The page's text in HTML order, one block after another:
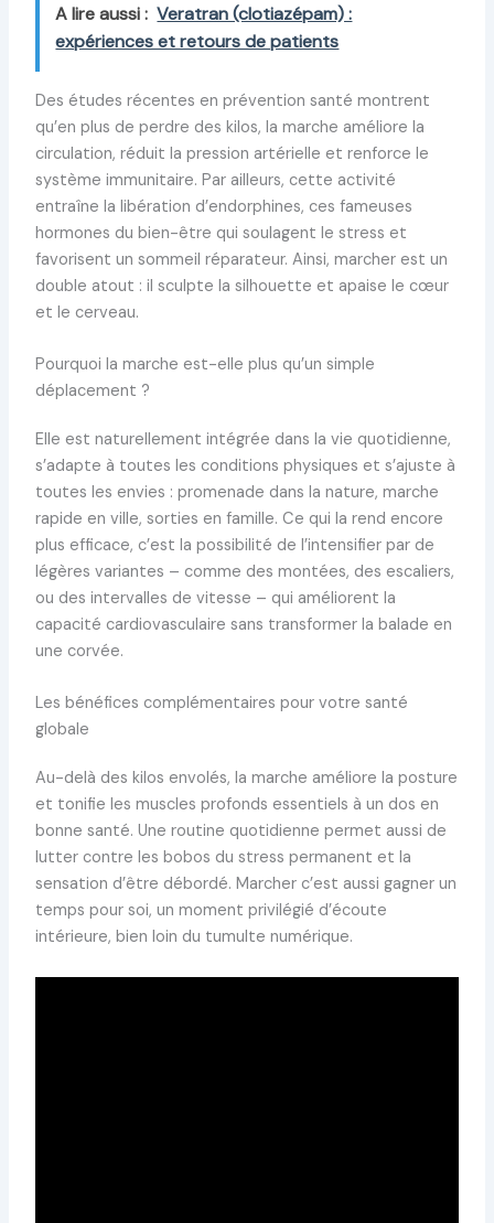
A lire aussi : Veratran (clotiazépam) :
expériences et retours de patients
Des études récentes en prévention santé montrent
qu’en plus de perdre des kilos, la marche améliore la
circulation, réduit la pression artérielle et renforce le
système immunitaire. Par ailleurs, cette activité
entraîne la libération d’endorphines, ces fameuses
hormones du bien-être qui soulagent le stress et
favorisent un sommeil réparateur. Ainsi, marcher est un
double atout : il sculpte la silhouette et apaise le cœur
et le cerveau.
Pourquoi la marche est-elle plus qu’un simple
déplacement ?
Elle est naturellement intégrée dans la vie quotidienne,
s’adapte à toutes les conditions physiques et s’ajuste à
toutes les envies : promenade dans la nature, marche
rapide en ville, sorties en famille. Ce qui la rend encore
plus efficace, c’est la possibilité de l’intensifier par de
légères variantes – comme des montées, des escaliers,
ou des intervalles de vitesse – qui améliorent la
capacité cardiovasculaire sans transformer la balade en
une corvée.
Les bénéfices complémentaires pour votre santé
globale
Au-delà des kilos envolés, la marche améliore la posture
et tonifie les muscles profonds essentiels à un dos en
bonne santé. Une routine quotidienne permet aussi de
lutter contre les bobos du stress permanent et la
sensation d’être débordé. Marcher c’est aussi gagner un
temps pour soi, un moment privilégié d’écoute
intérieure, bien loin du tumulte numérique.